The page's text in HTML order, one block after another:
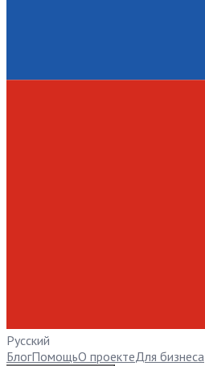
Русский
БлогПомощьО проектеДля бизнеса